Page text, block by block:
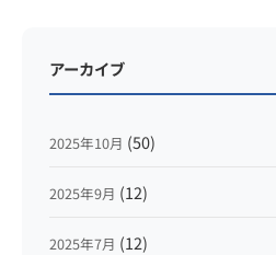
アーカイブ
2025年10月 (50)
2025年9月 (12)
2025年7月 (12)